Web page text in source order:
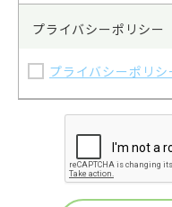
プライバシーポリシー
プライバシーポリシ